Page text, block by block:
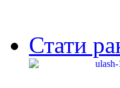
Стати